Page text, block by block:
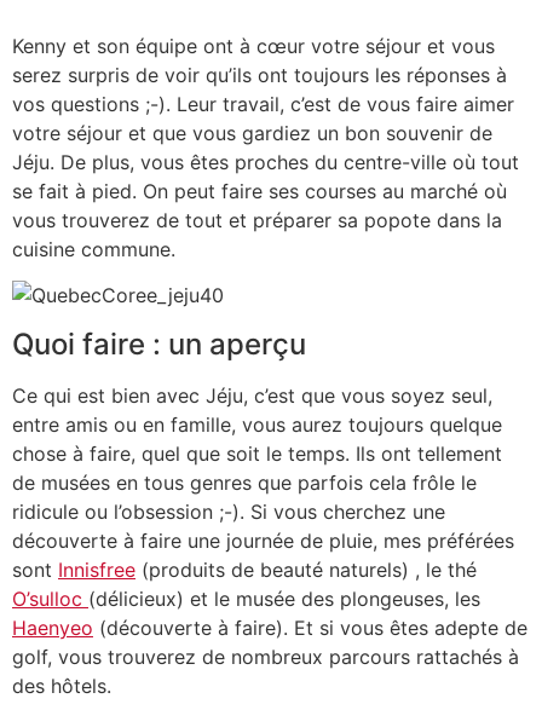
Kenny et son équipe ont à cœur votre séjour et vous
serez surpris de voir qu’ils ont toujours les réponses à
vos questions ;-). Leur travail, c’est de vous faire aimer
votre séjour et que vous gardiez un bon souvenir de
Jéju. De plus, vous êtes proches du centre-ville où tout
se fait à pied. On peut faire ses courses au marché où
vous trouverez de tout et préparer sa popote dans la
cuisine commune.
Quoi faire : un aperçu
Ce qui est bien avec Jéju, c’est que vous soyez seul,
entre amis ou en famille, vous aurez toujours quelque
chose à faire, quel que soit le temps. Ils ont tellement
de musées en tous genres que parfois cela frôle le
ridicule ou l’obsession ;-). Si vous cherchez une
découverte à faire une journée de pluie, mes préférées
sont Innisfree (produits de beauté naturels) , le thé
O’sulloc (délicieux) et le musée des plongeuses, les
Haenyeo (découverte à faire). Et si vous êtes adepte de
golf, vous trouverez de nombreux parcours rattachés à
des hôtels.